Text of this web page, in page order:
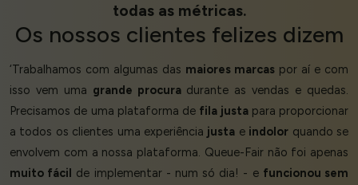
todas as métricas.
Os nossos clientes felizes dizem
‘Trabalhamos com algumas das maiores marcas por aí e com
isso vem uma grande procuradurante as vendas e quedas.
Precisamos de uma plataforma de fila justapara proporcionar
a todos os clientes uma experiência justa e indolor quando se
envolvem com a nossa plataforma. Queue-Fair não foi apenas
muito fácil de implementar - num só dia! - e funcionou sem